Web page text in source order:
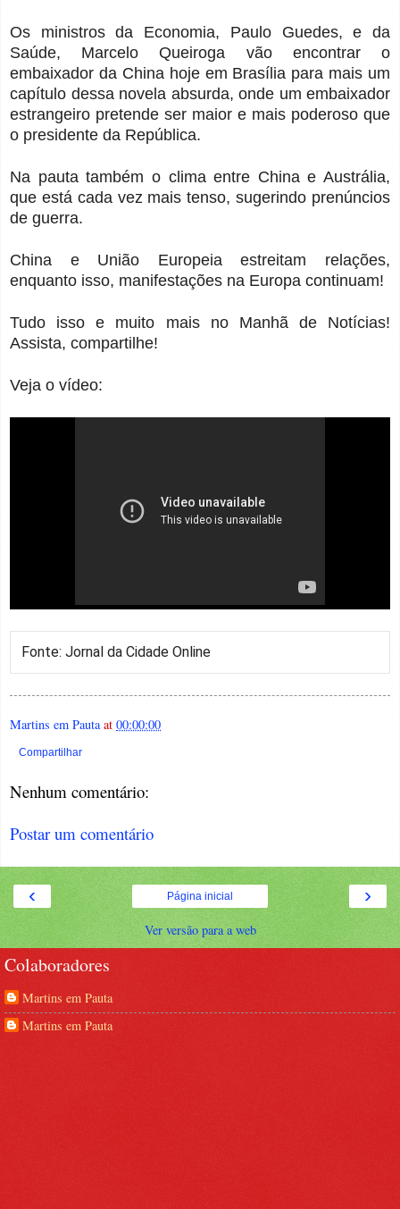
Os ministros da Economia, Paulo Guedes, e da
Saúde, Marcelo Queiroga vão encontrar o
embaixador da China hoje em Brasília para mais um
capítulo dessa novela absurda, onde um embaixador
estrangeiro pretende ser maior e mais poderoso que
o presidente da República.
Na pauta também o clima entre China e Austrália,
que está cada vez mais tenso, sugerindo prenúncios
de guerra.
China e União Europeia estreitam relações,
enquanto isso, manifestações na Europa continuam!
Tudo isso e muito mais no Manhã de Notícias!
Assista, compartilhe!
Veja o vídeo:
Fonte: Jornal da Cidade Online
Martins em Pauta at 00:00:00
Compartilhar
Nenhum comentário:
Postar um comentário
‹ ›
Página inicial
Ver versão para a web
Colaboradores
Martins em Pauta
Martins em Pauta